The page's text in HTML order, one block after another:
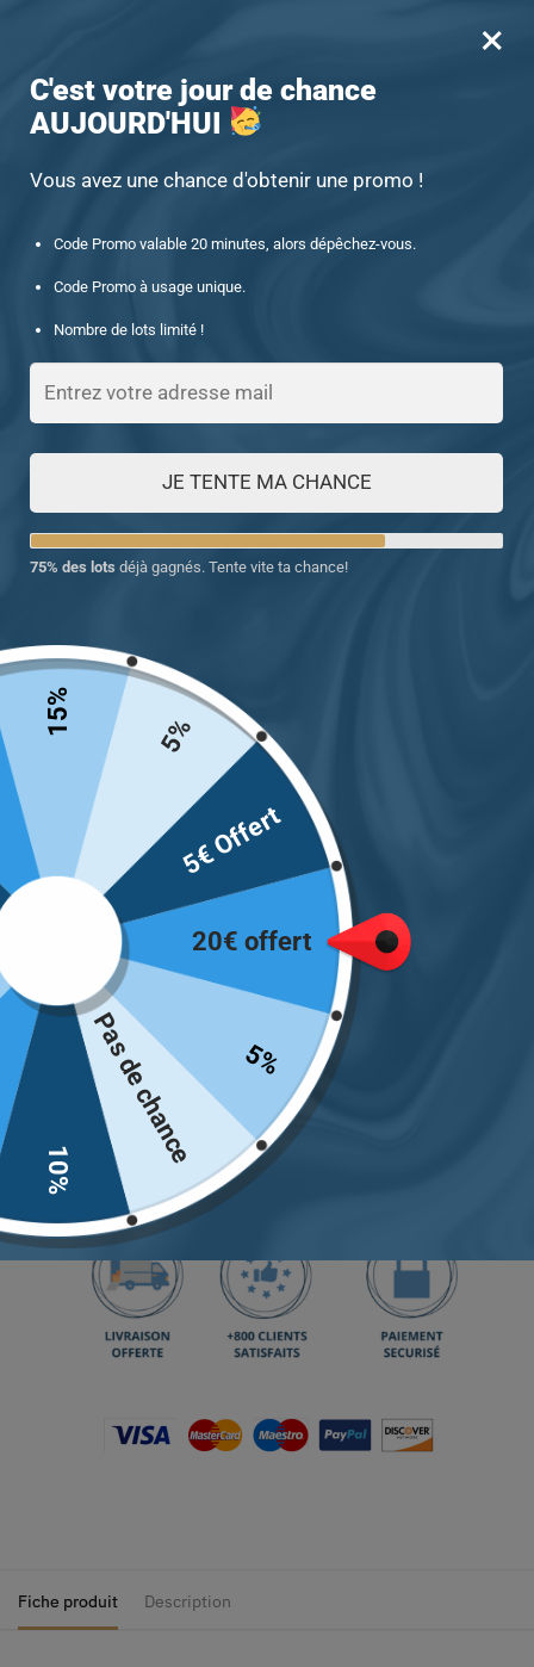
0
-15% offert des 60€ d’achat avec le code : UNIQUE15
Accueil / Chevalière en pierre Chevalière homme islamique ELEYSALLAHU Bİ KAFİN ABDEH-FSM
Chevalière homme islamique
ELEYSALLAHU Bİ KAFİN ABDEH-FSM
€
Ajouter au panier
Retrouvez notre guide des tailles
Fiche produit Description
×
C'est votre jour de chance
AUJOURD'HUI
Vous avez une chance d'obtenir une promo !
Code Promo valable 20 minutes, alors dépêchez-vous.
Code Promo à usage unique.
Nombre de lots limité !
JE TENTE MA CHANCE
75% des lots déjà gagnés. Tente vite ta chance!
20€ offert
5%
Pas de chance
10%
15% 5%
5€ Offert